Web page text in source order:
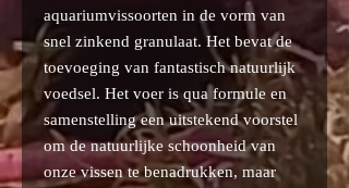
aquariumvissoorten in de vorm van
snel zinkend granulaat. Het bevat de
toevoeging van fantastisch natuurlijk
voedsel. Het voer is qua formule en
samenstelling een uitstekend voorstel
om de natuurlijke schoonheid van
onze vissen te benadrukken, maar